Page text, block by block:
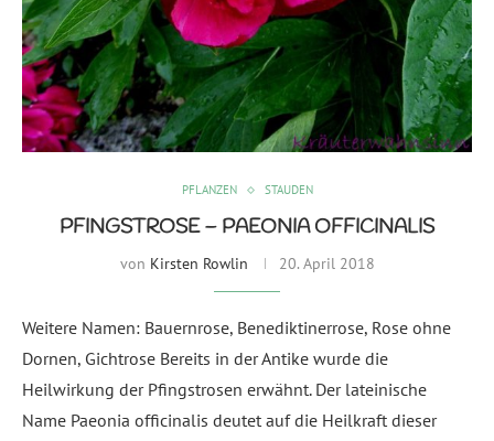
PFLANZEN STAUDEN
PFINGSTROSE – PAEONIA OFFICINALIS
von Kirsten Rowlin 20. April 2018
Weitere Namen: Bauernrose, Benediktinerrose, Rose ohne
Dornen, Gichtrose Bereits in der Antike wurde die
Heilwirkung der Pfingstrosen erwähnt. Der lateinische
Name Paeonia officinalis deutet auf die Heilkraft dieser